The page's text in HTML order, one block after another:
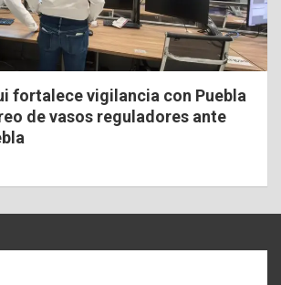
fortalece vigilancia con Puebla
de vasos reguladores ante